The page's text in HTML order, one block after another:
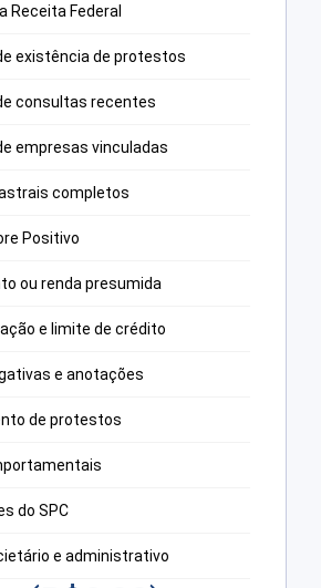
Receita Federal
existência de protestos
consultas recentes
empresas vinculadas
completos
Positivo
ou renda presumida
e limite de crédito
e anotações
de protestos
do SPC
e administrativo